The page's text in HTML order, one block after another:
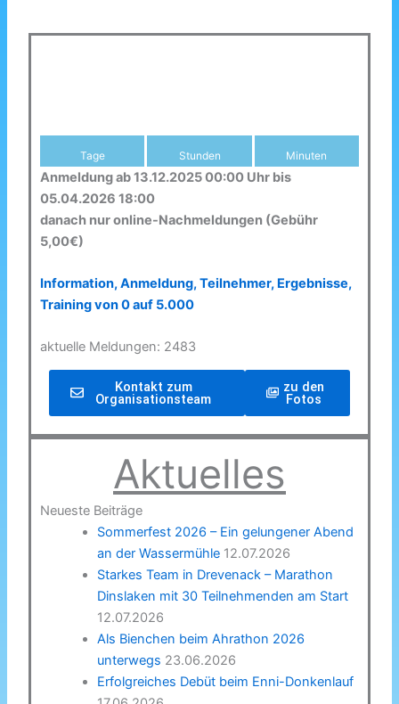
Tage Stunden Minuten
Anmeldung ab 13.12.2025 00:00 Uhr bis
05.04.2026 18:00
danach nur online-Nachmeldungen (Gebühr
5,00€)
Information, Anmeldung, Teilnehmer, Ergebnisse,
Training von 0 auf 5.000
aktuelle Meldungen: 2483
Kontakt zum
Organisationsteam
zu den
Fotos
Aktuelles
Neueste Beiträge
Sommerfest 2026 – Ein gelungener Abend
an der Wassermühle 12.07.2026
Starkes Team in Drevenack – Marathon
Dinslaken mit 30 Teilnehmenden am Start
12.07.2026
Als Bienchen beim Ahrathon 2026
unterwegs 23.06.2026
Erfolgreiches Debüt beim Enni-Donkenlauf